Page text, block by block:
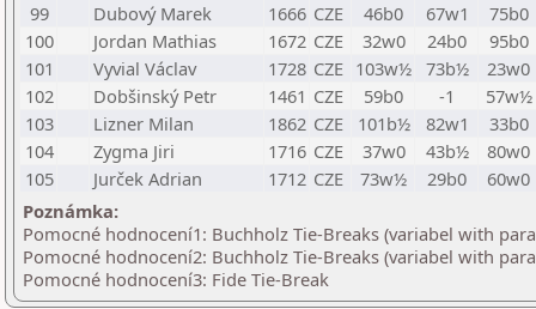
99
Dubový Marek 1666 CZE 46b0 67w1
75b0
100
Jordan Mathias 1672 CZE 32w0 24b0
95b0
101
Vyvial Václav 1728 CZE 103w½ 73b½
23w0
102
Dobšinský Petr 1461 CZE 59b0 -1
57w½
103
Lizner Milan 1862 CZE 101b½ 82w1
33b0
104
Zygma Jiri 1716 CZE 37w0 43b½
80w0
105
Jurček Adrian 1712 CZE 73w½ 29b0
60w0
Poznámka:
Pomocné hodnocení1: Buchholz Tie-Breaks (variabel with
Pomocné hodnocení2: Buchholz Tie-Breaks (variabel with
Pomocné hodnocení3: Fide Tie-Break